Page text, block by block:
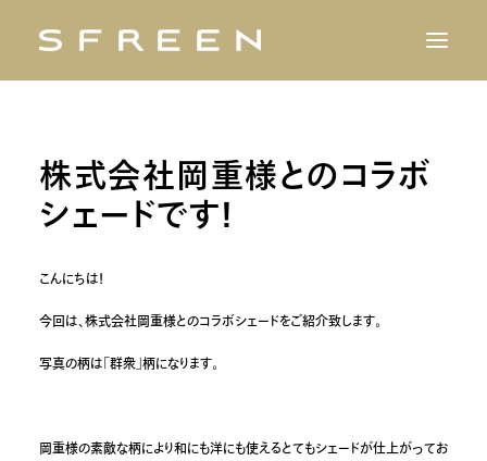
株式会社岡重様とのコラボ
シェードです！
こんにちは！
今回は、株式会社岡重様とのコラボシェードをご紹介致します。
写真の柄は「群衆」柄になります。
岡重様の素敵な柄により和にも洋にも使えるとてもシェードが仕上がってお